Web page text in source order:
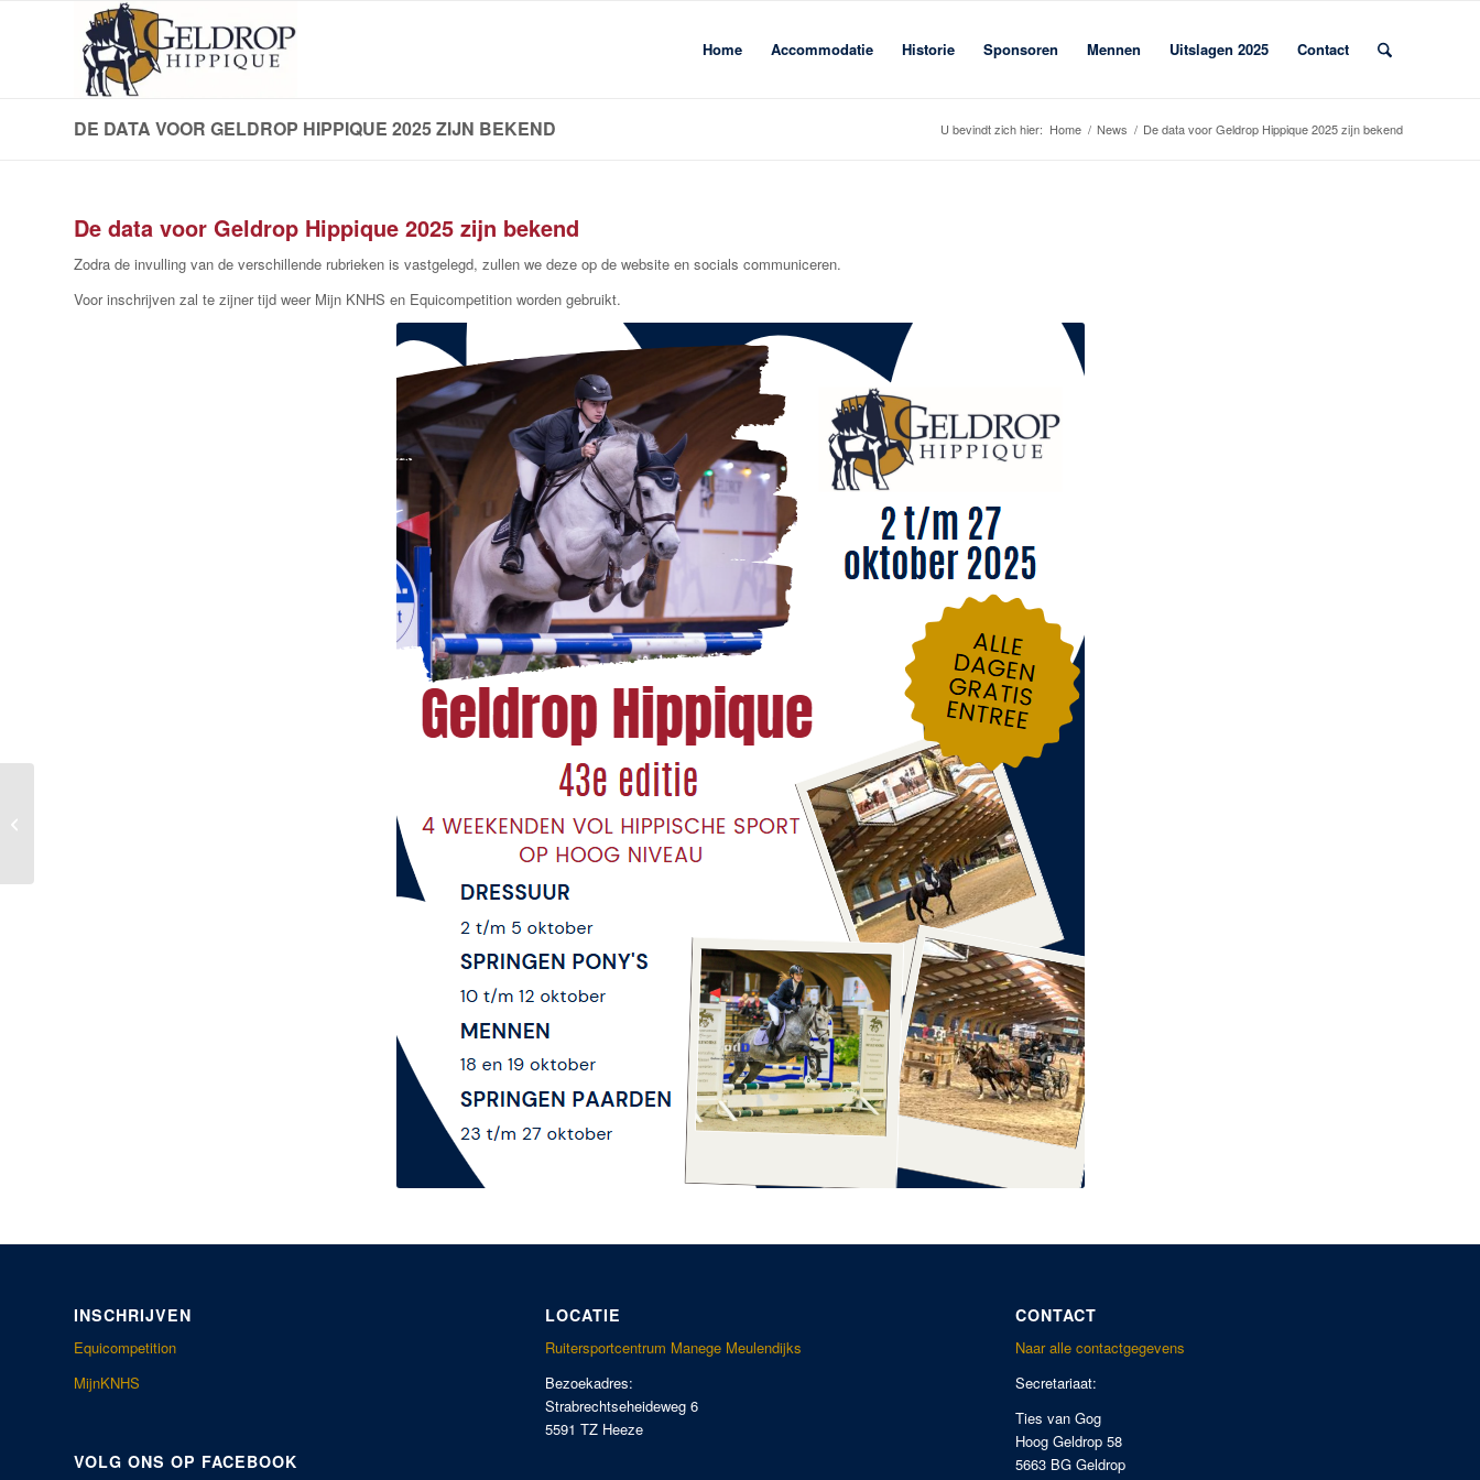
Home Accommodatie Historie Sponsoren Mennen Uitslagen 2025 Contact
DE DATA VOOR GELDROP HIPPIQUE 2025 ZIJN BEKEND U bevindt zich hier: Home / News / De data voor Geldrop Hippique 2025 zijn bekend
De data voor Geldrop Hippique 2025 zijn bekend
Zodra de invulling van de verschillende rubrieken is vastgelegd, zullen we deze op de website en socials communiceren.
Voor inschrijven zal te zijner tijd weer Mijn KNHS en Equicompetition worden gebruikt.
INSCHRIJVEN
Equicompetition
MijnKNHS
VOLG ONS OP FACEBOOK
LOCATIE
Ruitersportcentrum Manege Meulendijks
Bezoekadres:
Strabrechtseheideweg 6
5591 TZ Heeze
CONTACT
Naar alle contactgegevens
Secretariaat:
Ties van Gog
Hoog Geldrop 58
5663 BG Geldrop